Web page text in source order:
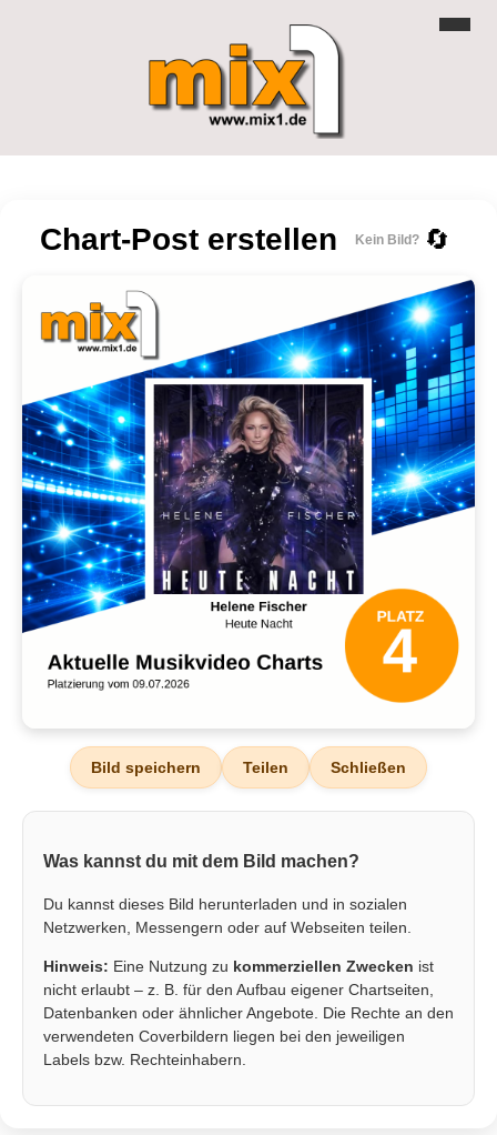
Chart-Post erstellen Kein Bild? 🔄
Bild speichern Teilen Schließen
Was kannst du mit dem Bild machen?
Du kannst dieses Bild herunterladen und in sozialen
Netzwerken, Messengern oder auf Webseiten teilen.
Hinweis: Eine Nutzung zu kommerziellen Zwecken ist
nicht erlaubt – z. B. für den Aufbau eigener Chartseiten,
Datenbanken oder ähnlicher Angebote. Die Rechte an den
verwendeten Coverbildern liegen bei den jeweiligen
Labels bzw. Rechteinhabern.